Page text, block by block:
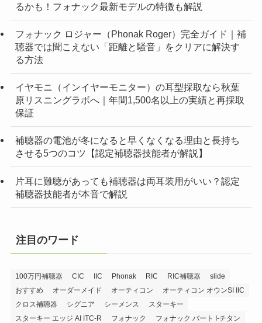
るかも！フォナック最新モデルの特徴も解説
フォナック ロジャー（Phonak Roger）完全ガイド｜補
聴器では聞こえない「距離と騒音」をクリアに解決す
る方法
イヤモニ（インイヤーモニター）の耳型採取なら秋葉
原リスニングラボへ｜年間1,500名以上の実績と再採取
保証
補聴器の電池が冬になると早くなくなる理由と長持ち
させる5つのコツ【認定補聴器技能者が解説】
片耳に難聴があっても補聴器は両耳装用がいい？認定
補聴器技能者が本音で解説
注目のワード
100万円補聴器 CIC IIC Phonak RIC RIC補聴器
slide
おすすめ
オーダーメイド オーティコン
オーティコン オウンSI IIC
クロス補聴器
シグニア シーメンス
スターキー
スターキー エッジ AI ITC-R
フォナック
フォナック バート I-チタン